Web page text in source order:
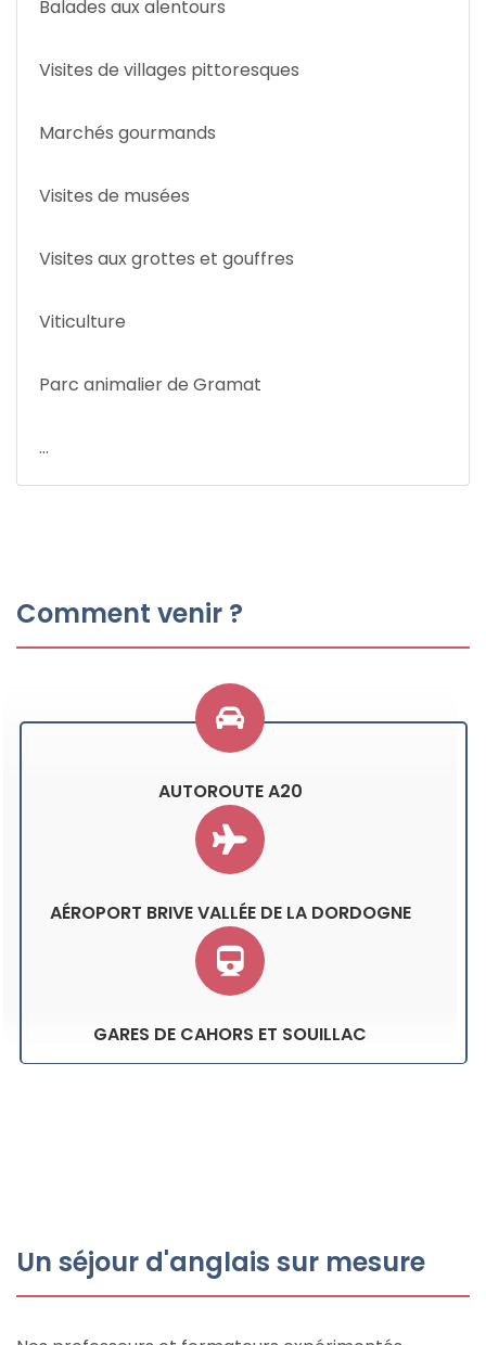
Balades aux alentours
Visites de villages pittoresques
Marchés gourmands
Visites de musées
Visites aux grottes et gouffres
Viticulture
Parc animalier de Gramat
...
Comment venir ?
AUTOROUTE A20
AÉROPORT BRIVE VALLÉE DE LA DORDOGNE
GARES DE CAHORS ET SOUILLAC
Un séjour d'anglais sur mesure